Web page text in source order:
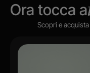
Ora tocca a
Scopri e